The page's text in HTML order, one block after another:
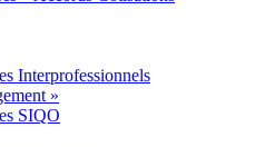
Interprofessionnels
»
SIQO